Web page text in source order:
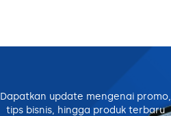
Dapatkan update mengenai promo,
tips bisnis, hingga produk terbaru